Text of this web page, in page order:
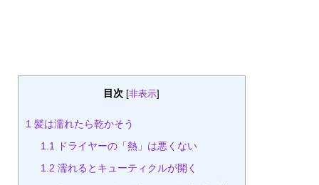
目次 [非表示]
1 髪は濡れたら乾かそう
1.1
ドライヤーの「熱」は悪くない
1.2 濡れるとキューティクルが開く